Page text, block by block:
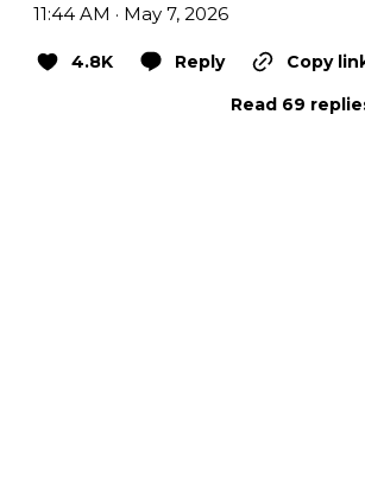
11:44 AM · May 7, 2026
4.8K Reply
Copy
Read 69